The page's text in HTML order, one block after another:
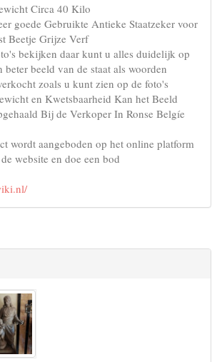
Circa 40 Kilo
goede Gebruikte Antieke Staatzeker voor
Beetje Grijze Verf
bekijken daar kunt u alles duidelijk op
beeld van de staat als woorden
zoals u kunt zien op de foto's
en Kwetsbaarheid Kan het Beeld
Bij de Verkoper In Ronse Belgíe
wordt aangeboden op het online platform
website en doe een bod